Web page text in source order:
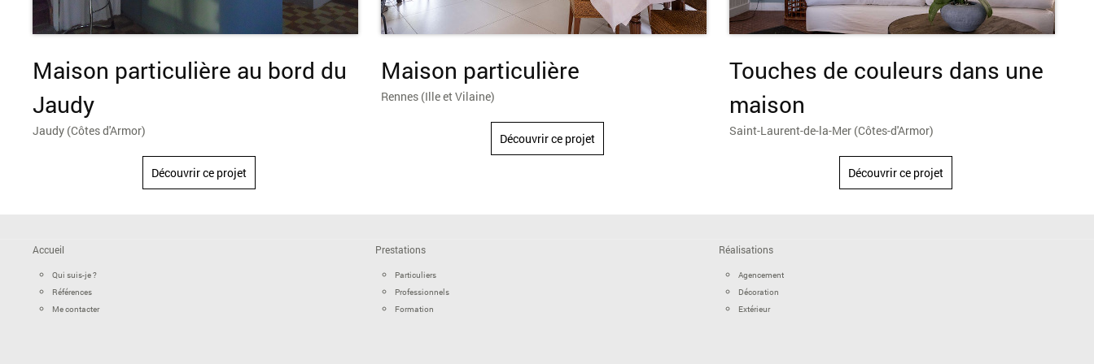
Maison particulière au bord du
Jaudy
Jaudy (Côtes d'Armor)
Découvrir ce projet
Maison particulière
Rennes (Ille et Vilaine)
Découvrir ce projet
Touches de couleurs dans une
maison
Saint-Laurent-de-la-Mer (Côtes-d'Armor)
Découvrir ce projet
Accueil
Qui suis-je ?
Références
Me contacter
Prestations
Particuliers
Professionnels
Formation
Réalisations
Agencement
Décoration
Extérieur